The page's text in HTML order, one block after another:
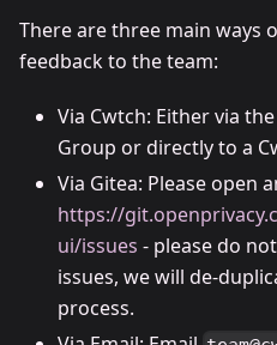
There are three main ways
feedback to the team:
Via Cwtch: Either via
Group or directly to a
Via Gitea: Please open
https://
ui/issues - please do
issues, we will de-
process.